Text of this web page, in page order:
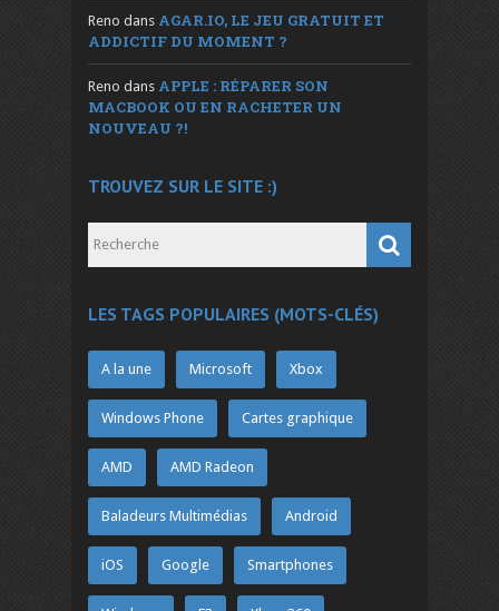
Reno dans AGAR.IO, LE JEU GRATUIT ET
ADDICTIF DU MOMENT ?
Reno dans APPLE : RÉPARER SON
MACBOOK OU EN RACHETER UN
NOUVEAU ?!
TROUVEZ SUR LE SITE :)
LES TAGS POPULAIRES (MOTS-CLÉS)
A la une Microsoft Xbox
Windows Phone Cartes graphique
AMD AMD Radeon
Baladeurs Multimédias Android
iOS Google Smartphones